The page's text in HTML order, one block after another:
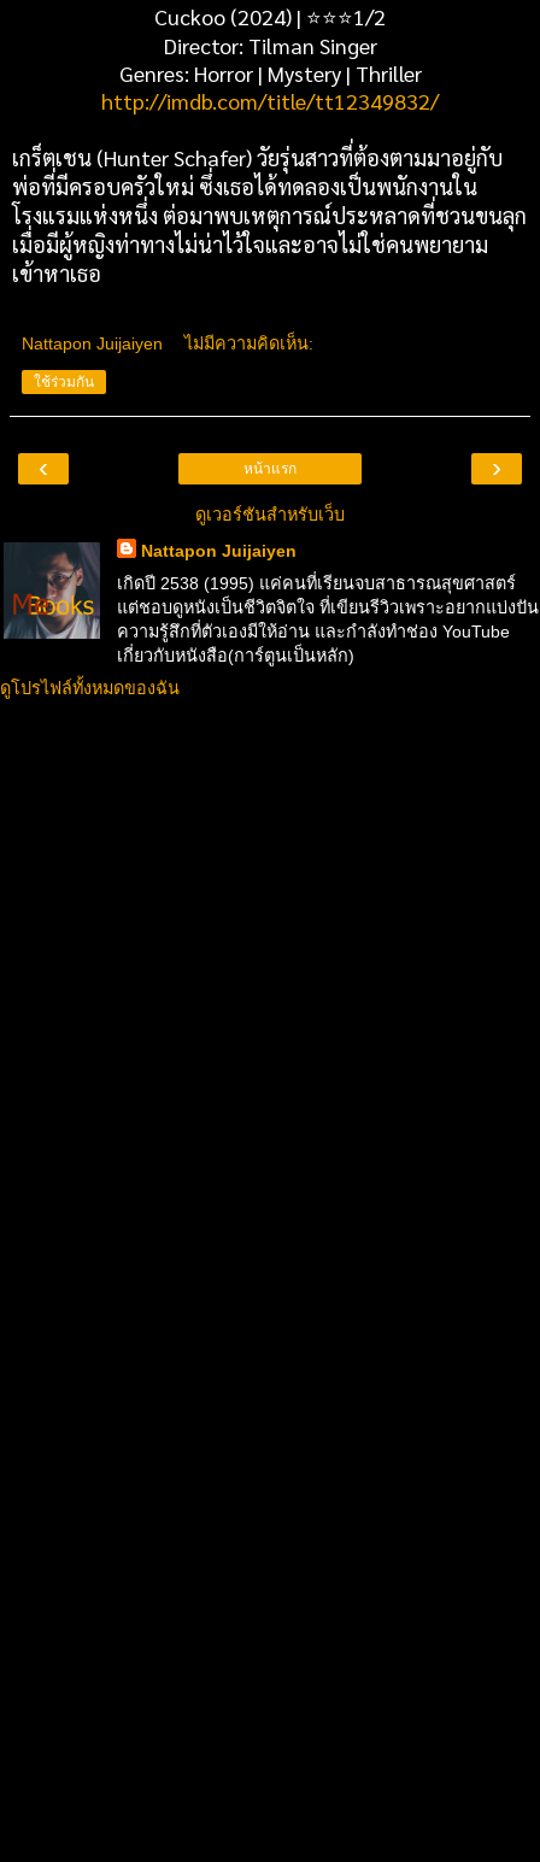
Cuckoo (2024) | ⭐⭐⭐1/2
Director: Tilman Singer
Genres: Horror | Mystery | Thriller
http://imdb.com/title/tt12349832/
เกร็ตเชน (Hunter Schafer) วัยรุ่นสาวที่ต้องตามมาอยู่กับ
พ่อที่มีครอบครัวใหม่ ซึ่งเธอได้ทดลองเป็นพนักงานใน
โรงแรมแห่งหนึ่ง ต่อมาพบเหตุการณ์ประหลาดที่ชวนขนลุก
เมื่อมีผู้หญิงท่าทางไม่น่าไว้ใจและอาจไม่ใช่คนพยายาม
เข้าหาเธอ
Nattapon Juijaiyen ไม่มีความคิดเห็น:
ใช้ร่วมกัน
‹ ›
หน้าแรก
ดูเวอร์ชันสำหรับเว็บ
Nattapon Juijaiyen
เกิดปี 2538 (1995) แค่คนที่เรียนจบสาธารณสุขศาสตร์
แต่ชอบดูหนังเป็นชีวิตจิตใจ ที่เขียนรีวิวเพราะอยากแบ่งปัน
ความรู้สึกที่ตัวเองมีให้อ่าน และกำลังทำช่อง YouTube
เกี่ยวกับหนังสือ(การ์ตูนเป็นหลัก)
ดูโปรไฟล์ทั้งหมดของฉัน